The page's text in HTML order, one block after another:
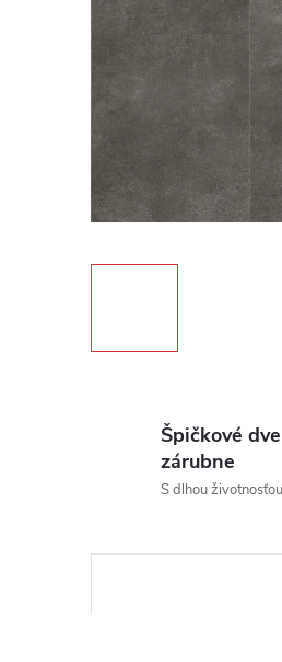
Špičkové
zárubne
S dlhou